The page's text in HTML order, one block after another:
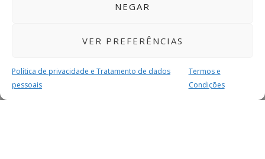
NEGAR
VER PREFERÊNCIAS
Política de privacidade e Tratamento de dados
pessoais
Termos e
Condições